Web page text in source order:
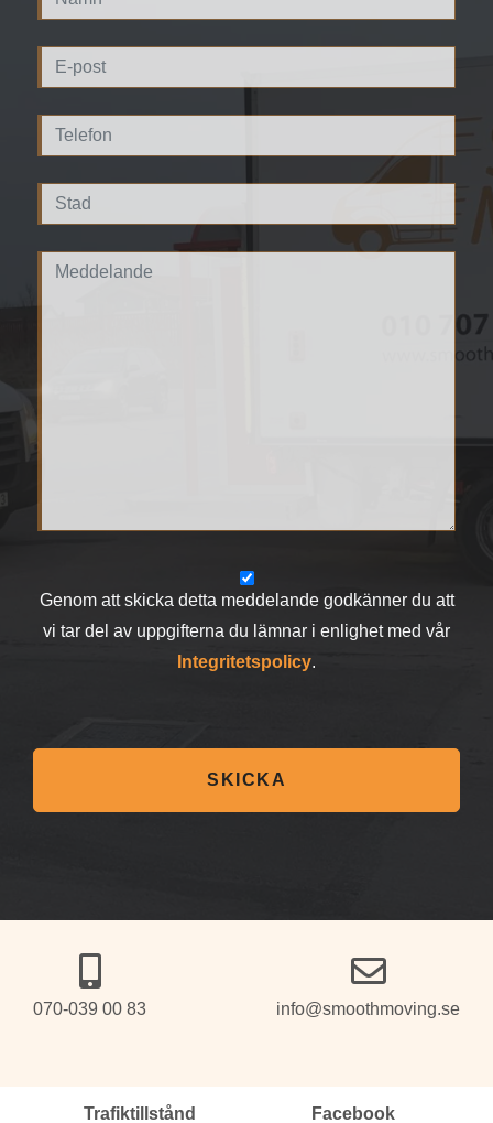
Genom att skicka detta meddelande godkänner du att
vi tar del av uppgifterna du lämnar i enlighet med vår
Integritetspolicy.
SKICKA
070-039 00 83 info@smoothmoving.se
Trafiktillstånd Facebook